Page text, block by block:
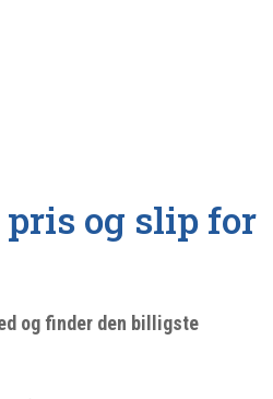
og slip for
og finder den billigste